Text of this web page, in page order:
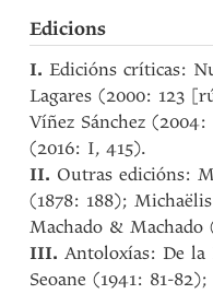
Edicions
I. Edicións críticas:
Lagares (2000: 123
Víñez Sánchez
(2016: I, 415).
II. Outras edicións:
(1878: 188);
Machado & Machado
III.Antoloxías: De la
Seoane (1941: 81-